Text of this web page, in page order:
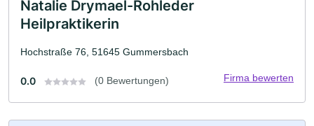
Natalie Drymael-Rohleder
Heilpraktikerin
Hochstraße 76, 51645 Gummersbach
0.0 (0 Bewertungen) Firma bewerten